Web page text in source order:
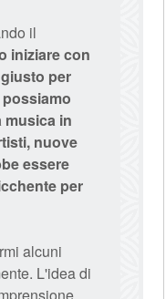
il
iniziare con
per
possiamo
musica in
nuove
essere
per
alcuni
L'idea di